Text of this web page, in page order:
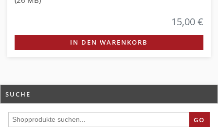
15,00 €
IN DEN WARENKORB
SUCHE
GO